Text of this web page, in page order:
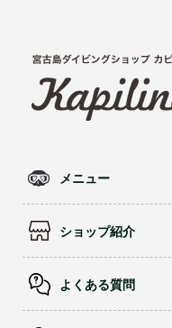
メニュー
ショップ紹介
よくある質問